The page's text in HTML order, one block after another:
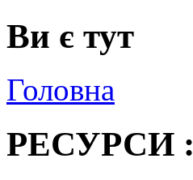
Ви є тут
Головна
РЕСУРСИ :